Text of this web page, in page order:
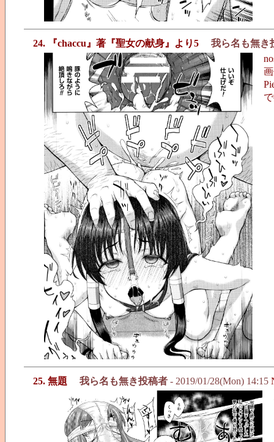
24. 『chaccu』著『聖女の献身』より5
我ら名も無き
25. 無題 我ら名も無き投稿者 - 2019/01/28(Mon) 14:15